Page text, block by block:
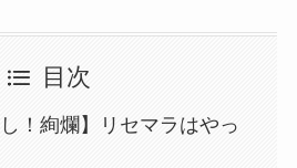
目次
し！絢爛】リセマラはやっ